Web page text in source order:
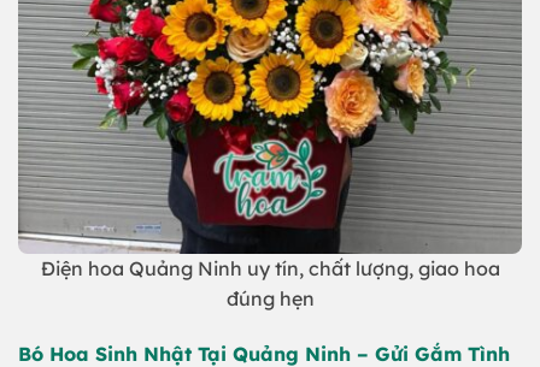
Điện hoa Quảng Ninh uy tín, chất lượng, giao hoa
đúng hẹn
Bó Hoa Sinh Nhật Tại Quảng Ninh – Gửi Gắm Tình